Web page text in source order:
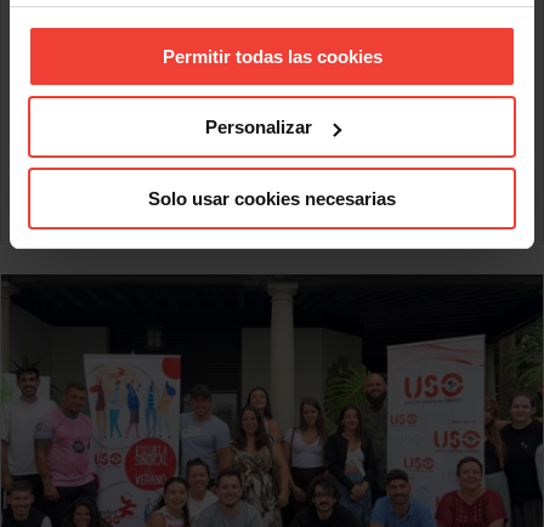
Permitir todas las cookies
Personalizar
Solo usar cookies necesarias
contratación. Sin embargo, el análisis detallado de las cifras
vuelve a encender las alarmas sobre la calidad del empleo
Caída estacional del desempleo
El paro registrado se ha reducido en 28.739 personas
respecto al mes anterior, situando el total de desempleados
en 2.291.982.